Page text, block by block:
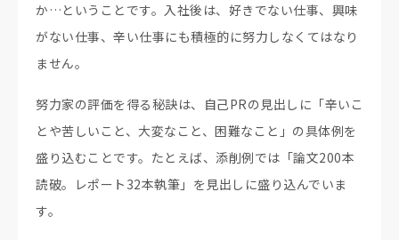
か…ということです。入社後は、好きでない仕事、興味
がない仕事、辛い仕事にも積極的に努力しなくてはなり
ません。
努力家の評価を得る秘訣は、自己PRの見出しに「辛いこ
とや苦しいこと、大変なこと、困難なこと」の具体例を
盛り込むことです。たとえば、添削例では「論文200本
読破。レポート32本執筆」を見出しに盛り込んでいま
す。